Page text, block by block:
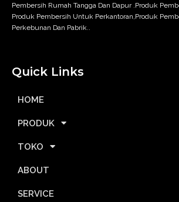
Pembersih Rumah Tangga Dan Dapur .Produk
Produk Pembersih Untuk Perkantoran,Produk
Perkebunan Dan Pabrik..
Quick Links
HOME
PRODUK
TOKO
ABOUT
SERVICE